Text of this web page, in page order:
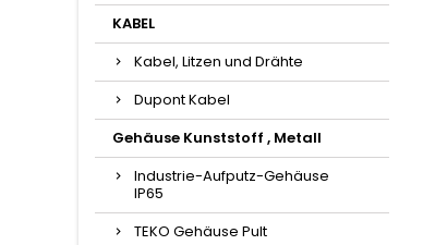
KABEL
Kabel, Litzen und Drähte
Dupont Kabel
Gehäuse Kunststoff , Metall
Industrie-Aufputz-Gehäuse
IP65
TEKO Gehäuse Pult